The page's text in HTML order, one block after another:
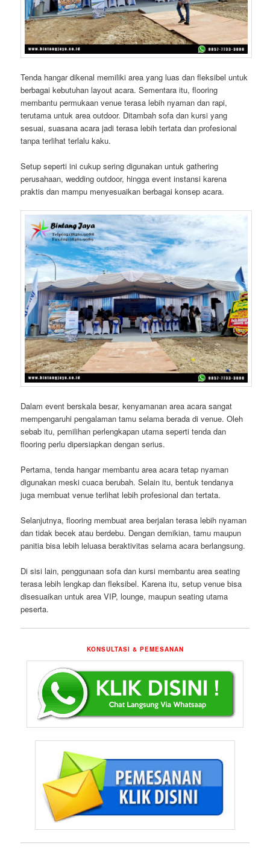
Tenda hangar dikenal memiliki area yang luas dan fleksibel untuk
berbagai kebutuhan layout acara. Sementara itu, flooring
membantu permukaan venue terasa lebih nyaman dan rapi,
terutama untuk area outdoor. Ditambah sofa dan kursi yang
sesuai, suasana acara jadi terasa lebih tertata dan profesional
tanpa terlihat terlalu kaku.
Setup seperti ini cukup sering digunakan untuk gathering
perusahaan, wedding outdoor, hingga event instansi karena
praktis dan mampu menyesuaikan berbagai konsep acara.
Dalam event berskala besar, kenyamanan area acara sangat
mempengaruhi pengalaman tamu selama berada di venue. Oleh
sebab itu, pemilihan perlengkapan utama seperti tenda dan
flooring perlu dipersiapkan dengan serius.
Pertama, tenda hangar membantu area acara tetap nyaman
digunakan meski cuaca berubah. Selain itu, bentuk tendanya
juga membuat venue terlihat lebih profesional dan tertata.
Selanjutnya, flooring membuat area berjalan terasa lebih nyaman
dan tidak becek atau berdebu. Dengan demikian, tamu maupun
panitia bisa lebih leluasa beraktivitas selama acara berlangsung.
Di sisi lain, penggunaan sofa dan kursi membantu area seating
terasa lebih lengkap dan fleksibel. Karena itu, setup venue bisa
disesuaikan untuk area VIP, lounge, maupun seating utama
peserta.
KONSULTASI & PEMESANAN